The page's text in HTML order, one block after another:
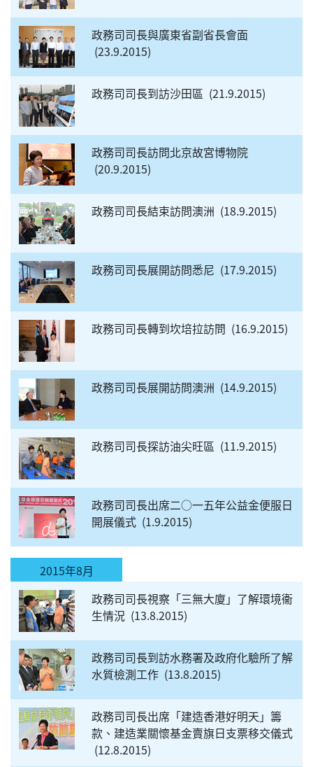
政務司司長與廣東省副省長會面
23.9.2015
政務司司長到訪沙田區 21.9.2015
政務司司長訪問北京故宮博物院
20.9.2015
政務司司長結束訪問澳洲 18.9.2015
政務司司長展開訪問悉尼 17.9.2015
政務司司長轉到坎培拉訪問 16.9.2015
政務司司長展開訪問澳洲 14.9.2015
政務司司長探訪油尖旺區 11.9.2015
政務司司長出席二○一五年公益金便服日
開展儀式 1.9.2015
2015年8月
政務司司長視察「三無大廈」了解環境衞
生情況 13.8.2015
政務司司長到訪水務署及政府化驗所了解
水質檢測工作 13.8.2015
政務司司長出席「建造香港好明天」籌
款、建造業關懷基金賣旗日支票移交儀式
12.8.2015